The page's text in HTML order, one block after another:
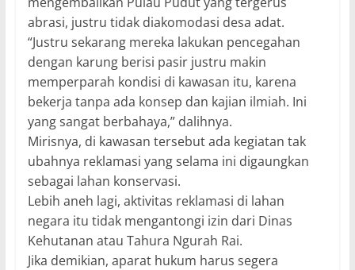
abrasi, justru tidak diakomodasi desa adat.
“Justru sekarang mereka lakukan pencegahan
dengan karung berisi pasir justru makin
memperparah kondisi di kawasan itu, karena
bekerja tanpa ada konsep dan kajian ilmiah. Ini
yang sangat berbahaya,” dalihnya.
Mirisnya, di kawasan tersebut ada kegiatan tak
ubahnya reklamasi yang selama ini digaungkan
sebagai lahan konservasi.
Lebih aneh lagi, aktivitas reklamasi di lahan
negara itu tidak mengantongi izin dari Dinas
Kehutanan atau Tahura Ngurah Rai.
Jika demikian, aparat hukum harus segera